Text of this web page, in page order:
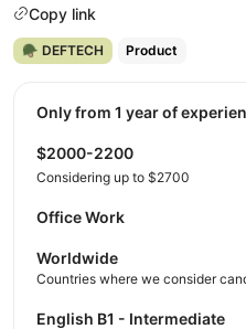
Copy link
🪖 DEFTECH Product
Only from 1 year of
$2000-2200
Considering up to $2700
Office Work
Worldwide
Countries where we consider
English B1 - Intermediate